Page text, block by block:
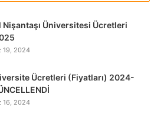
Nişantaşı Üniversitesi Ücretleri
19, 2024
Ücretleri (Fiyatları) 2024-
16, 2024